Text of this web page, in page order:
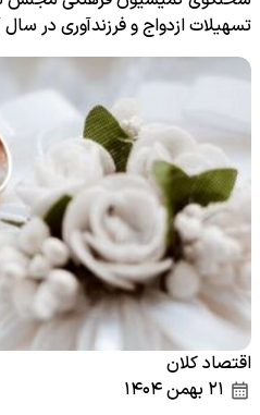
تسهیلات ازدواج و فرزندآوری در سال
اقتصاد کلان